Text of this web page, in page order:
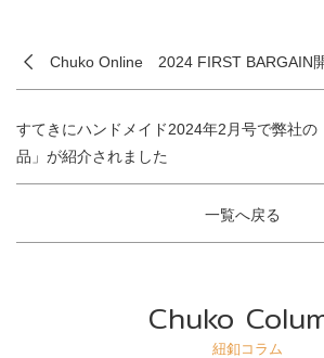
Chuko Online 2024 FIRST BARGAIN
一覧へ戻る
すてきにハンドメイド2024年2月号で弊社の
品」が紹介されました
Chuko
紐釦コラム